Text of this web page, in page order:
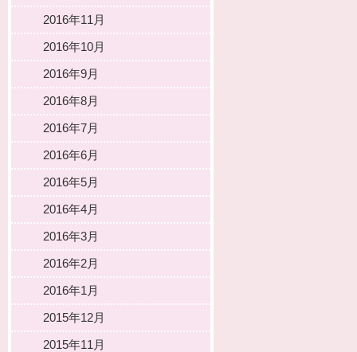
2016年11月
2016年10月
2016年9月
2016年8月
2016年7月
2016年6月
2016年5月
2016年4月
2016年3月
2016年2月
2016年1月
2015年12月
2015年11月